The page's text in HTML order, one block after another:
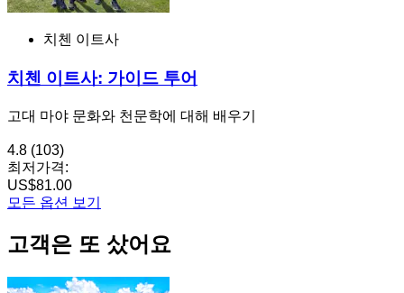
치첸 이트사
치첸 이트사: 가이드 투어
고대 마야 문화와 천문학에 대해 배우기
4.8 (103)
최저가격:
US$81.00
모든 옵션 보기
고객은 또 샀어요